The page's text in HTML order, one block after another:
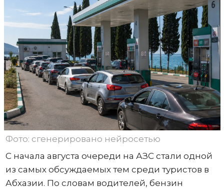
Фото: сгенерировано нейросетью
С начала августа очереди на АЗС стали одной
из самых обсуждаемых тем среди туристов в
Абхазии. По словам водителей, бензин